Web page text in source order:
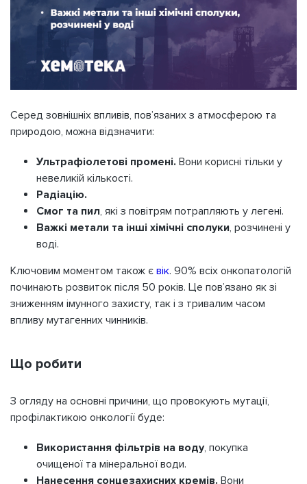
Серед зовнішніх впливів, пов’язаних з атмосферою та
природою, можна відзначити:
Ультрафіолетові промені. Вони корисні тільки у
невеликій кількості.
Радіацію.
Смог та пил, які з повітрям потрапляють у легені.
Важкі метали та інші хімічні сполуки, розчинені у
воді.
Ключовим моментом також є вік. 90% всіх онкопатологій
починають розвиток після 50 років. Це пов’язано як зі
зниженням імунного захисту, так і з тривалим часом
впливу мутагенних чинників.
Що робити
З огляду на основні причини, що провокують мутації,
профілактикою онкології буде:
Використання фільтрів на воду, покупка
очищеної та мінеральної води.
Нанесення сонцезахисних кремів. Вони